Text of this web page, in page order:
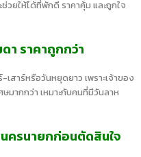
ยให้ได้ที่พักดี ราคาคุ้ม และถูกใจ
า ราคาถูกกว่า
สาร์หรือวันหยุดยาว เพราะเจ้าของ
มากกว่า เหมาะกับคนที่มีวันลาห
ครนายกก่อนตัดสินใจ